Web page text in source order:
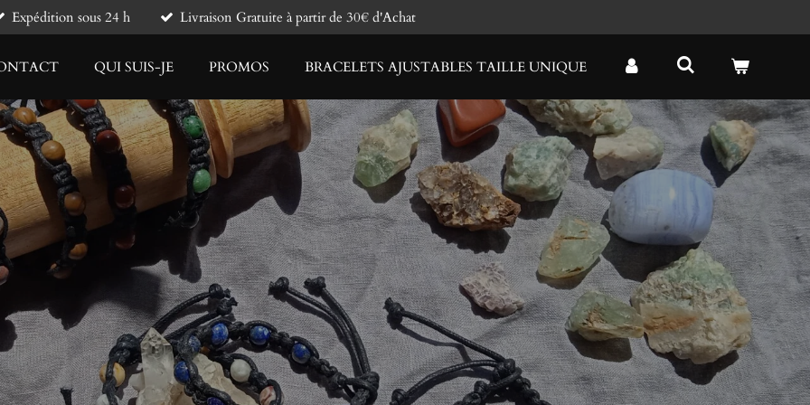
Expédition sous 24 h Livraison Gratuite à partir de 30€ d'Achat
QUI SUIS-JE PROMOS BRACELETS AJUSTABLES TAILLE UNIQUE